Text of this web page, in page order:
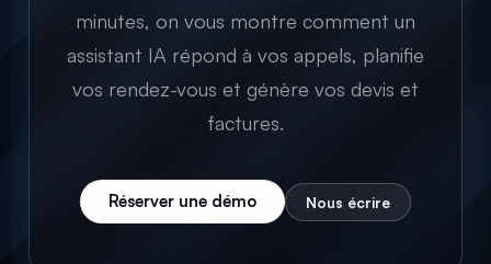
minutes, on vous montre comment un
assistant IA répond à vos appels, planifie
vos rendez-vous et génère vos devis et
factures.
Réserver une démo Nous écrire